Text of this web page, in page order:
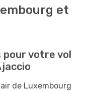
et
pour votre vol
de Luxembourg